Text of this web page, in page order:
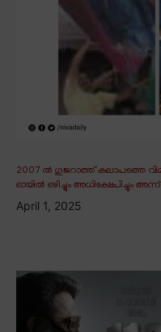
2007 ൽ ഗുജറാത്ത് കലാപത്തെ
ഓയിൽ ഒഴിച്ചും അധിക്ഷേപിച്ചും അന്ന്
April 1, 2025